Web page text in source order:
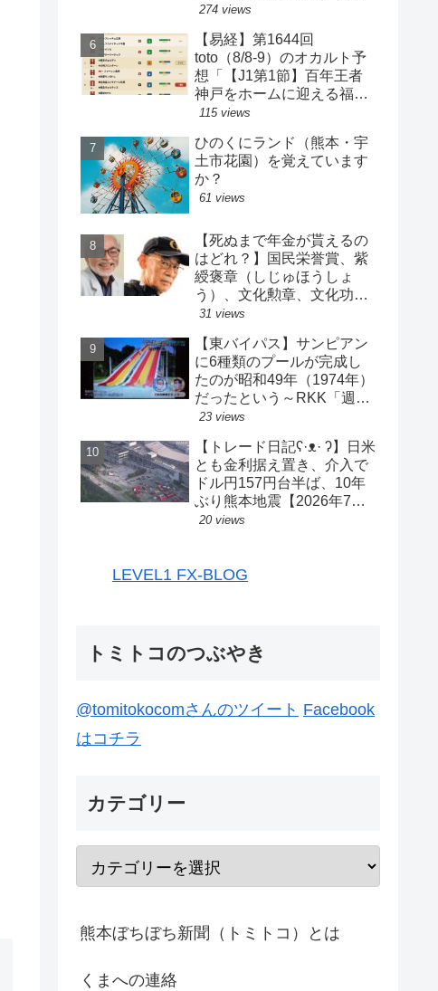
気に142円台へ【ゆるゆる
274 views
【易経】第1644回
toto（8/8-9）のオカルト予
想「【J1第1節】百年王者
神戸をホームに迎える福岡
がまさかの…？！【J2第1
ルサ安部は？」
115 views
ひのくにランド（熊本・宇
土市花園）を覚えています
か？
61 views
【死ぬまで年金が貰えるの
はどれ？】国民栄誉賞、紫
綬褒章（しじゅほうしょ
う）、文化勲章、文化功労
者、芸術選奨…など【日本
31 views
【東バイパス】サンピアン
に6種類のプールが完成し
たのが昭和49年（1974年）
だったという～RKK「週刊
山崎くん」より
23 views
【トレード日記ʕ·ᴥ· ʔ】日米
とも金利据え置き、介入で
ドル円157円台半ば、10年
ぶり熊本地震【2026年7月
27日-31日｜投機433】
20 views
LEVEL1 FX-BLOG
トミトコのつぶやき
@tomitokocomさんのツイート Facebook
はコチラ
カテゴリー
熊本ぼちぼち新聞（トミトコ）とは
くまへの連絡